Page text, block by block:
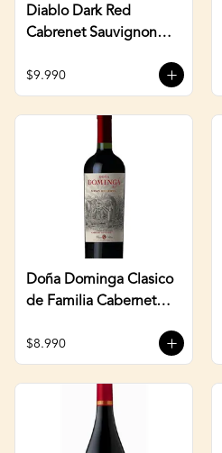
Diablo Dark Red
Cabrenet Sauvignon
$9.990
Doña Dominga Clasico
de Familia Cabernet
$8.990